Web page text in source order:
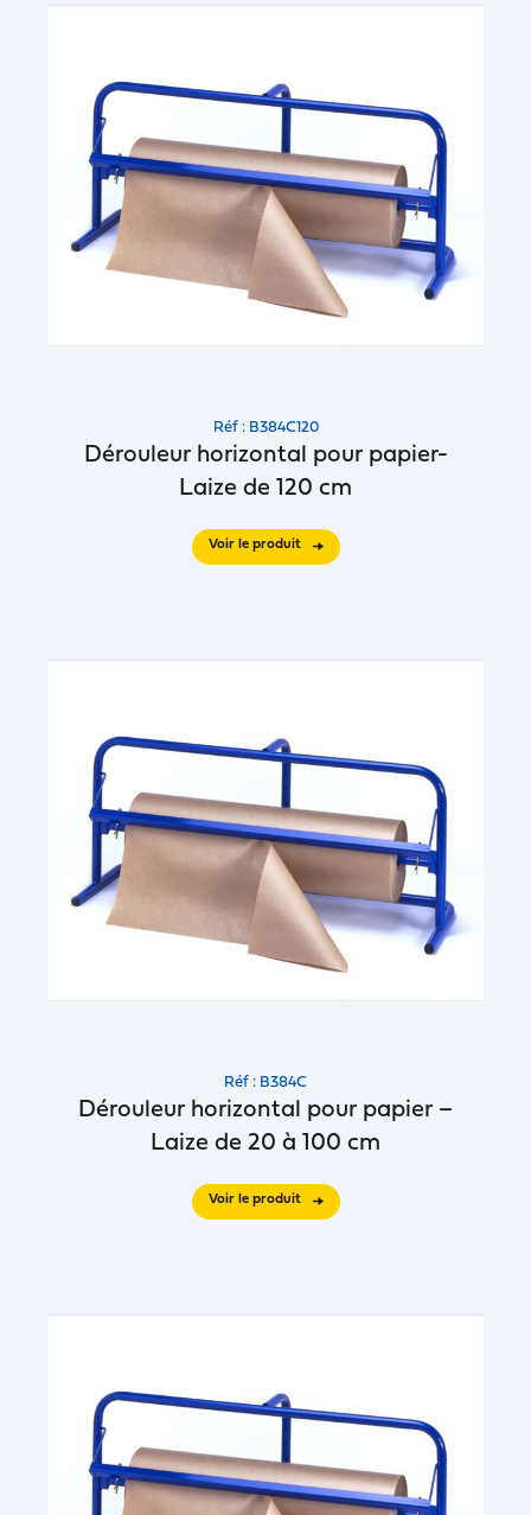
Réf : B384C120
Dérouleur horizontal pour papier-
Laize de 120 cm
Voir le produit
Réf : B384C
Dérouleur horizontal pour papier –
Laize de 20 à 100 cm
Voir le produit